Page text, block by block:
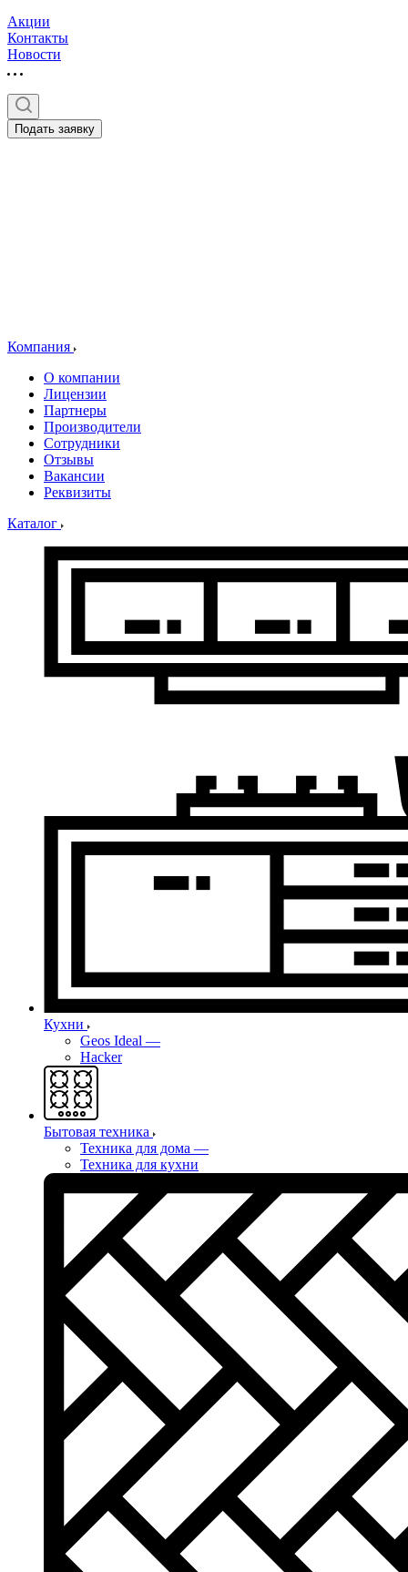
Акции
Контакты
Новости
Подать заявку
Компания
О компании
Лицензии
Партнеры
Производители
Сотрудники
Отзывы
Вакансии
Реквизиты
Каталог
Кухни
Geos Ideal —
Hacker
Бытовая техника
Техника для дома —
Техника для кухни